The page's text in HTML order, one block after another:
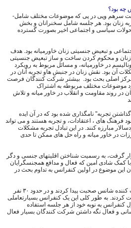
چه بود؟
‎-کنفرانس شامل چند روز جلسات پشت سرهم وپی در پی که موضوعات مختلف شامل
زنان بود. هر جلسه شامل سخنرانان و بخش
سیاسی و اجتماعی اخیر بصورت گسترده
زنان و محکوم کردن ساخت و ساز تبعیض جنسیتی
در خاورمیانه، و مسائل مربوط به رویکرد
آن بود. نقش زنان در جنبش هاو تجربه آنان در
مرکز اصلی بحث بود. بیشتر شرکت کنندگان فرصت
موضوعات مختلف مربوطه به اشتراک
در روند مقاومت و انقلاب در خاور میانه و تلاش
فرهنگ های ، اعتقادات، و تجربه هستند و می تواند
مبارزه کنند. در این تبادل تجربه مشکلات
در خاور میانه و راه حل های ممکن تا حدی
کمک شادی امین که فعال و مدافع همجنسگرایان
موضوع در اولین کنفرانس به تداوم بحث در
می توانم بگویم که بیش از ٨٠ شرکت کننده شانس صحبت پیدا کردند و در حدود ٣٠ نفر
به طور کلی این یک کنفرانس بسیارتعاملی
به نوبه خود از هر جلسه استفاده
و فعال نگه داشتن شرکت کنندگان بسیار فعال